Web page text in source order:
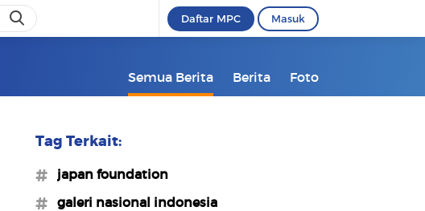
Daftar MPC Masuk
Semua Berita Berita Foto
Tag Terkait:
#japan foundation
#galeri nasional indonesia